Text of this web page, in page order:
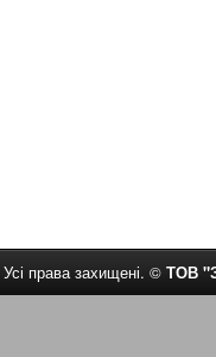
Усі права захищені. © ТОВ